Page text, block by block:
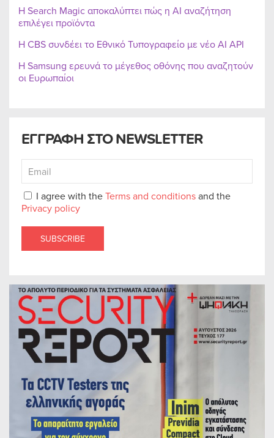
ΕΓΓΡΑΦΗ ΣΤΟ NEWSLETTER
I agree with theTerms and conditionsand the
Privacy policy
SUBSCRIBE
Η Search Magic αποκαλύπτει πώς η AI αναζήτηση
επιλέγει προϊόντα
Η CBS συνδέει το Εθνικό Τυπογραφείο με νέο AI API
Η Samsung ερευνά το μέγεθος οθόνης που αναζητούν
οι Ευρωπαίοι